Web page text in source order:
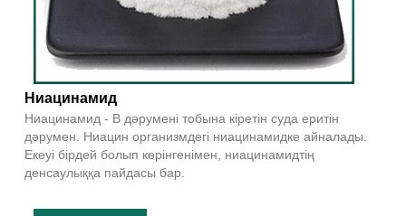
Ниацинамид
Ниацинамид - В дәрумені тобына кіретін суда еритін
дәрумен. Ниацин организмдегі ниацинамидке айналады.
Екеуі бірдей болып көрінгенімен, ниацинамидтің
денсаулыққа пайдасы бар.